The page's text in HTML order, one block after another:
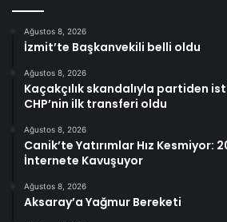
Ağustos 8, 2026
İzmit’te Başkanvekili belli oldu
Ağustos 8, 2026
Kaçakçılık skandalıyla partiden
CHP’nin ilk transferi oldu
Ağustos 8, 2026
Canik’te Yatırımlar Hız Kesmiyor:
İnternete Kavuşuyor
Ağustos 8, 2026
Aksaray’a Yağmur Bereketi